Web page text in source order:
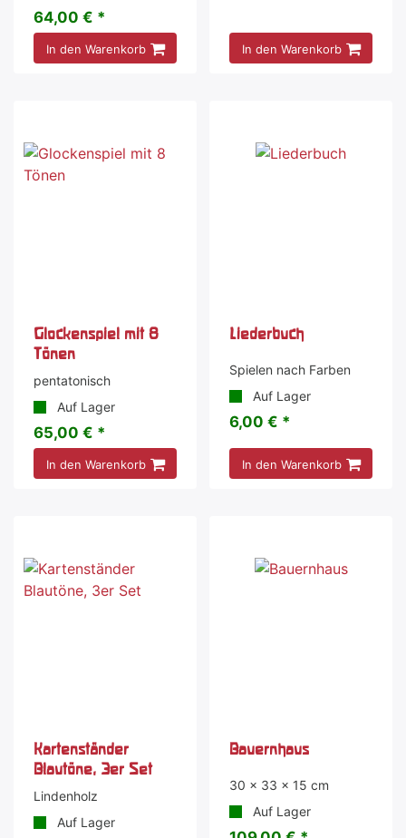
64,00 € *
In den Warenkorb In den Warenkorb
Glockenspiel mit 8
Tönen
pentatonisch
Auf Lager
65,00 € *
In den Warenkorb
Liederbuch
Spielen nach Farben
Auf Lager
6,00 € *
In den Warenkorb
Kartenständer
Blautöne, 3er Set
Lindenholz
Auf Lager
Bauernhaus
30 x 33 x 15 cm
Auf Lager